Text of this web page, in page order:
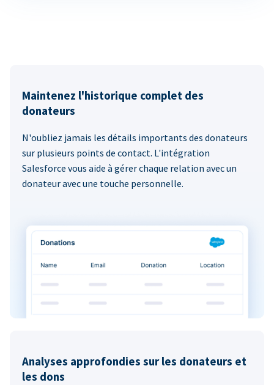
Maintenez l'historique complet des
donateurs
N'oubliez jamais les détails importants des donateurs
sur plusieurs points de contact. L'intégration
Salesforce vous aide à gérer chaque relation avec un
donateur avec une touche personnelle.
Analyses approfondies sur les donateurs et
les dons